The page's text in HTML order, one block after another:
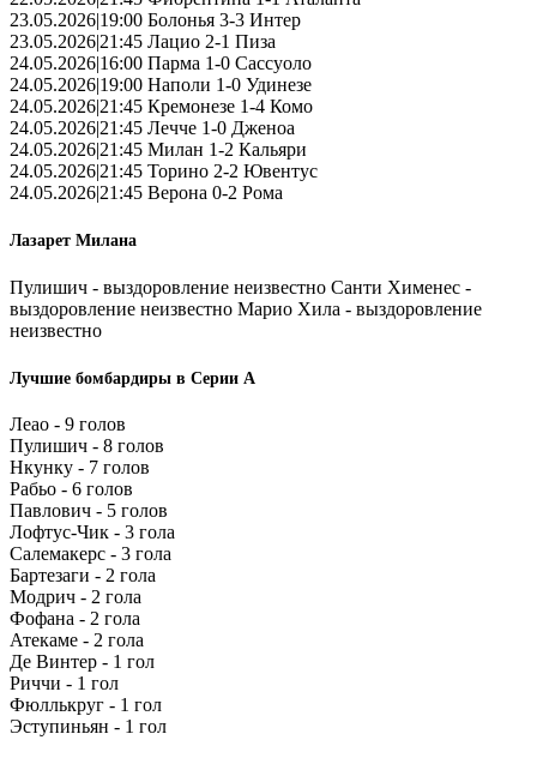
23.05.2026|19:00 Болонья 3-3 Интер
23.05.2026|21:45 Лацио 2-1 Пиза
24.05.2026|16:00 Парма 1-0 Сассуоло
24.05.2026|19:00 Наполи 1-0 Удинезе
24.05.2026|21:45 Кремонезе 1-4 Комо
24.05.2026|21:45 Лечче 1-0 Дженоа
24.05.2026|21:45 Милан 1-2 Кальяри
24.05.2026|21:45 Торино 2-2 Ювентус
24.05.2026|21:45 Верона 0-2 Рома
Лазарет Милана
Пулишич - выздоровление неизвестно Санти Хименес -
выздоровление неизвестно Марио Хила - выздоровление
неизвестно
Лучшие бомбардиры в Серии А
Леао - 9 голов
Пулишич - 8 голов
Нкунку - 7 голов
Рабьо - 6 голов
Павлович - 5 голов
Лофтус-Чик - 3 гола
Салемакерс - 3 гола
Бартезаги - 2 гола
Модрич - 2 гола
Фофана - 2 гола
Атекаме - 2 гола
Де Винтер - 1 гол
Риччи - 1 гол
Фюллькруг - 1 гол
Эступиньян - 1 гол